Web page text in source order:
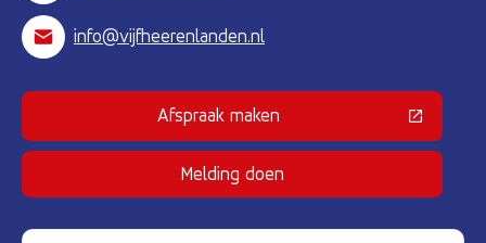
info@vijfheerenlanden.nl
Afspraak maken(Deze link gaat naar een externe
Melding doen